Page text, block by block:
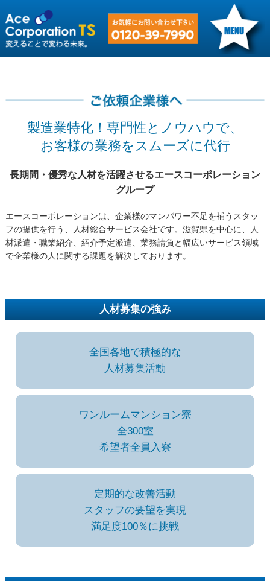
製造業特化！専門性とノウハウで、
お客様の業務をスムーズに代行
長期間・優秀な人材を活躍させるエースコーポレーション
グループ
エースコーポレーションは、企業様のマンパワー不足を補うスタッ
フの提供を行う、人材総合サービス会社です。滋賀県を中心に、人
材派遣・職業紹介、紹介予定派遣、業務請負と幅広いサービス領域
で企業様の人に関する課題を解決しております。
人材募集の強み
全国各地で積極的な
人材募集活動
ワンルームマンション寮
全300室
希望者全員入寮
定期的な改善活動
スタッフの要望を実現
満足度100％に挑戦